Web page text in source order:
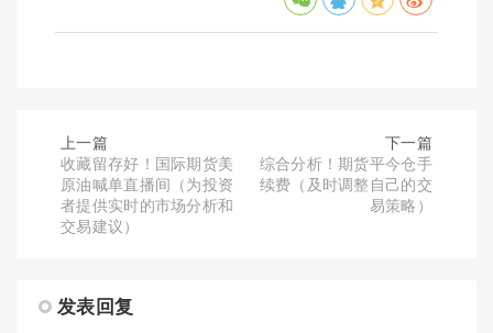
上一篇
收藏留存好！国际期货美
原油喊单直播间（为投资
者提供实时的市场分析和
交易建议）
下一篇
综合分析！期货平今仓手
续费（及时调整自己的交
易策略）
发表回复